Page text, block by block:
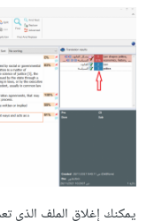
يمكنك إغلاق الملف الذي